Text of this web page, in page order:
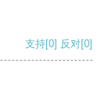
支持[0] 反对[0]